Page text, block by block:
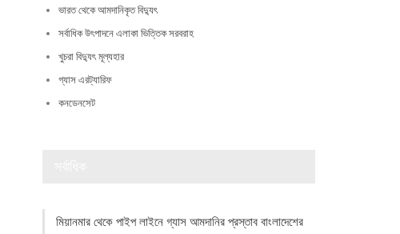
ভারত থেকে আমদানিকৃত বিদ্যুৎ
সর্বাধিক উৎপাদনে এলাকা ভিত্তিক সরবরাহ
খুচরা বিদ্যুৎ মূল্যহার
গ্যাস এরট্যারিফ
কনডেনসেট
মিয়ানমার থেকে পাইপ লাইনে গ্যাস আমদানির প্রস্তাব বাংলাদেশের